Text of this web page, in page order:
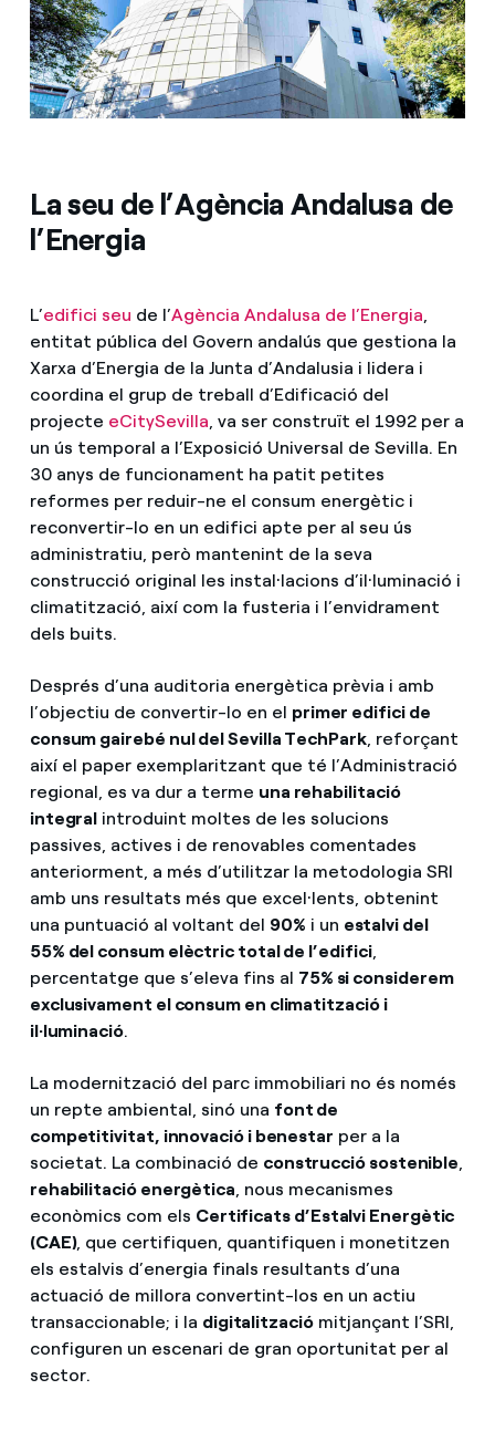
La seu de l’Agència Andalusa de
l’Energia
L’edifici seu de l’Agència Andalusa de l’Energia,
entitat pública del Govern andalús que gestiona la
Xarxa d’Energia de la Junta d’Andalusia i lidera i
coordina el grup de treball d’Edificació del
projecte eCitySevilla, va ser construït el 1992 per a
un ús temporal a l’Exposició Universal de Sevilla. En
30 anys de funcionament ha patit petites
reformes per reduir-ne el consum energètic i
reconvertir-lo en un edifici apte per al seu ús
administratiu, però mantenint de la seva
construcció original les instal·lacions d’il·luminació i
climatització, així com la fusteria i l’envidrament
dels buits.
Després d’una auditoria energètica prèvia i amb
l’objectiu de convertir-lo en el primer edifici de
consum gairebé nul del Sevilla TechPark, reforçant
així el paper exemplaritzant que té l’Administració
regional, es va dur a terme una rehabilitació
integral introduint moltes de les solucions
passives, actives i de renovables comentades
anteriorment, a més d’utilitzar la metodologia SRI
amb uns resultats més que excel·lents, obtenint
una puntuació al voltant del 90% i un estalvi del
55% del consum elèctric total de l’edifici,
percentatge que s’eleva fins al 75% si considerem
exclusivament el consum en climatització i
il·luminació.
La modernització del parc immobiliari no és només
un repte ambiental, sinó una font de
competitivitat, innovació i benestar per a la
societat. La combinació de construcció sostenible,
rehabilitació energètica, nous mecanismes
econòmics com els Certificats d’Estalvi Energètic
(CAE), que certifiquen, quantifiquen i monetitzen
els estalvis d’energia finals resultants d’una
actuació de millora convertint-los en un actiu
transaccionable; i la digitalitzaciómitjançant l’SRI,
configuren un escenari de gran oportunitat per al
sector.